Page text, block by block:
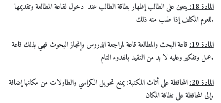
المادة 18:
يتعين على الطالب إظهار بطاقة الطالب عند دخول لقاعة المطالعة وتقديمها
للعوم المكلف إذا طلب منه ذلك.
المادة 19:
قاعة البحث والمطالعة قاعة لمراجعة الدروس وإنجاز البحوث فهي بذلك قاعة
عمل وتفكير وعليه لا بد من التقيد بالهدوء التام.
المادة 20:
المحافظة على أثاث المكتبة: يمنع تحويل الكراسي والطاولات من مكانهاإضافة
إلى المحافظة على نظافة المكان.